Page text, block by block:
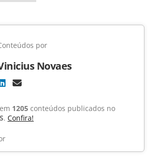
por
Novaes
1205 conteúdos publicados no
. Confira!